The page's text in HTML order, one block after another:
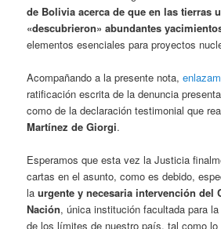
de Bolivia acerca de que en las tierras
«descubrieron» abundantes
elementos esenciales para proyectos
Acompañando a la presente nota,
ratificación escrita de la denuncia
como de la declaración testimonial que
Martínez de Giorgi.
Esperamos que esta vez la Justicia
cartas en el asunto, como es debido,
laurgente y necesaria intervención del
Nación, única institución facultada para
de los límites de nuestro país, tal como